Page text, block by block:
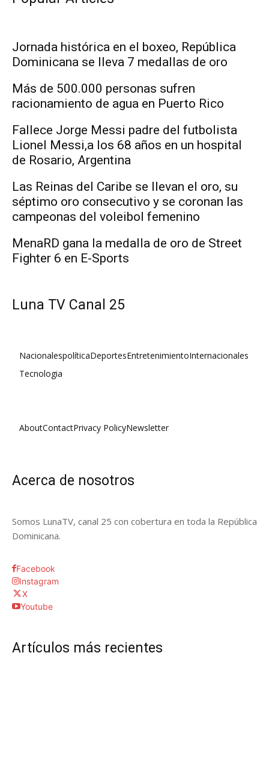
Jornada histórica en el boxeo, República
Dominicana se lleva 7 medallas de oro
Más de 500.000 personas sufren
racionamiento de agua en Puerto Rico
Fallece Jorge Messi padre del futbolista
Lionel Messi,a los 68 años en un hospital
de Rosario, Argentina
Las Reinas del Caribe se llevan el oro, su
séptimo oro consecutivo y se coronan las
campeonas del voleibol femenino
MenaRD gana la medalla de oro de Street
Fighter 6 en E-Sports
Luna TV Canal 25
NacionalespolíticaDeportesEntretenimientoInternacionales
Tecnologia
AboutContactPrivacy PolicyNewsletter
Acerca de nosotros
Somos LunaTV, canal 25 con cobertura en toda la República
Dominicana.
Facebook
Instagram
X
Youtube
Artículos más recientes